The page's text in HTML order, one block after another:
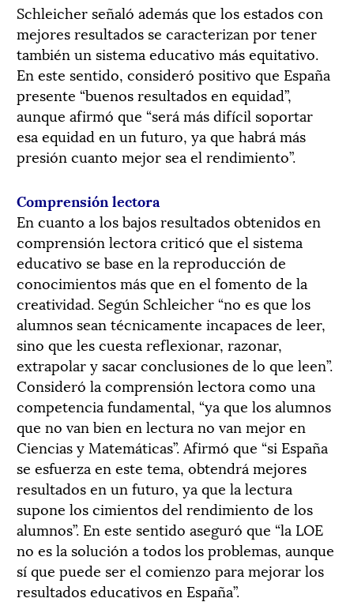
Schleicher señaló además que los estados con
mejores resultados se caracterizan por tener
también un sistema educativo más equitativo.
En este sentido, consideró positivo que España
presente “buenos resultados en equidad”,
aunque afirmó que “será más difícil soportar
esa equidad en un futuro, ya que habrá más
presión cuanto mejor sea el rendimiento”.
Comprensión lectora
En cuanto a los bajos resultados obtenidos en
comprensión lectora criticó que el sistema
educativo se base en la reproducción de
conocimientos más que en el fomento de la
creatividad. Según Schleicher “no es que los
alumnos sean técnicamente incapaces de leer,
sino que les cuesta reflexionar, razonar,
extrapolar y sacar conclusiones de lo que leen”.
Consideró la comprensión lectora como una
competencia fundamental, “ya que los alumnos
que no van bien en lectura no van mejor en
Ciencias y Matemáticas”. Afirmó que “si España
se esfuerza en este tema, obtendrá mejores
resultados en un futuro, ya que la lectura
supone los cimientos del rendimiento de los
alumnos”. En este sentido aseguró que “la LOE
no es la solución a todos los problemas, aunque
sí que puede ser el comienzo para mejorar los
resultados educativos en España”.